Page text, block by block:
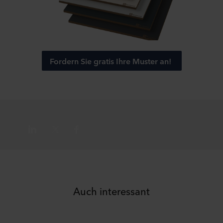
(beim Einsatz nicht notwendiger Cookies) nur nach Ihrer
ausdrücklichen Einwilligung verarbeitet. Rechtsgrundlage
ist in diesem Fall § 25 Abs. 1 TTDSG i.V.m. Art. 6 Abs. 1
Informationen über Ihre Nutzung unserer Websiten und
Einwilligung in die Nutzung der entsprechenden Cookies,
Fordern Sie gratis Ihre Muster an!
Auch interessant